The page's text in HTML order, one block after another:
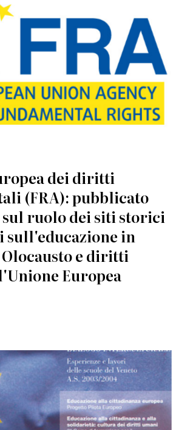
dei diritti
(FRA): pubblicato
ruolo dei siti storici
sull'educazione in
e diritti
Europea